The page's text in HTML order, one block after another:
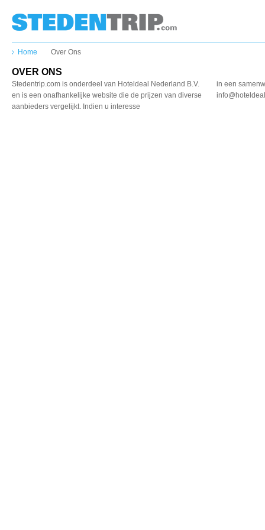
Home Over Ons
OVER ONS
Stedentrip.com is onderdeel van Hoteldeal Nederland B.V.
en is een onafhankelijke website die de prijzen van diverse
aanbieders vergelijkt. Indien u interesse
in een